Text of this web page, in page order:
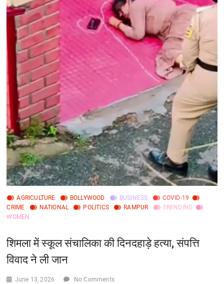
AGRICULTURE BOLLYWOOD BUSINESS
COVID-19
CRIME
NATIONAL POLITICS RAMPUR
TRENDING
WOMEN
शिमला में स्कूल संचालिका की दिनदहाड़े हत्या, संपत्ति
विवाद ने ली जान
June 13, 2026 No Comments